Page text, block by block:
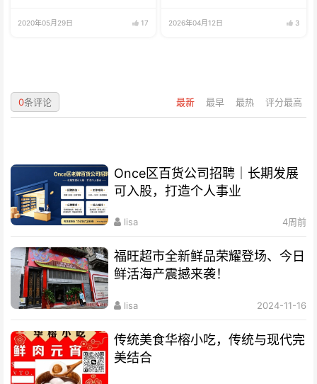
2020年05月29日 17 2026年04月12日 3
最新 最早 最热 评分最高
0条评论
Once区百货公司招聘｜长期发展
可入股，打造个人事业
lisa 4周前
福旺超市全新鲜品荣耀登场、今日
鲜活海产震撼来袭！
lisa 2024-11-16
传统美食华榕小吃，传统与现代完
美结合